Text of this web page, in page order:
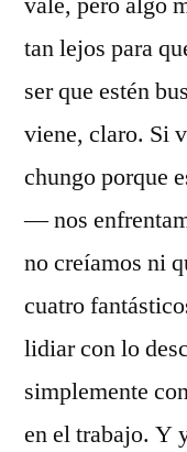
tan lejos para
ser que estén
viene, claro. Si
chungo porque
— nos
no creíamos ni
cuatro
lidiar con lo
simplemente
en el trabajo. Y